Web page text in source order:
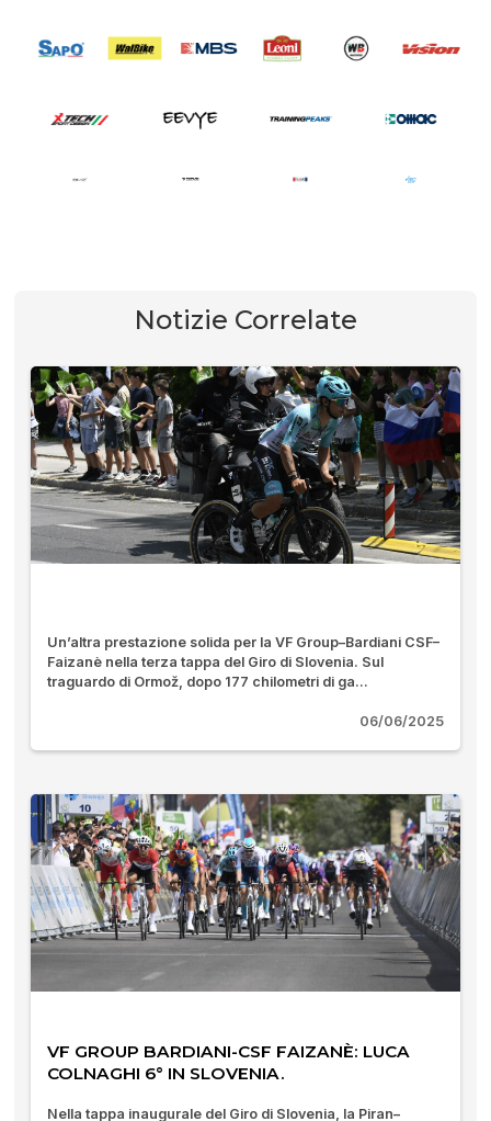
Notizie Correlate
Un’altra prestazione solida per la VF Group–Bardiani CSF–
Faizanè nella terza tappa del Giro di Slovenia. Sul
traguardo di Ormož, dopo 177 chilometri di ga...
06/06/2025
VF GROUP BARDIANI-CSF FAIZANÈ: LUCA
COLNAGHI 6° IN SLOVENIA.
Nella tappa inaugurale del Giro di Slovenia, la Piran–